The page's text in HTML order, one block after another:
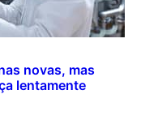
novas, mas
lentamente